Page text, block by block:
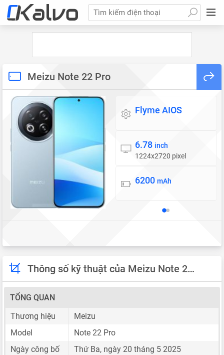
Tìm kiếm điện thoại
Meizu Note 22 Pro
Hệ điều hành
Flyme AIOS
Màn hình
6.78 inch
1224x2720 pixel
Pin
6200 mAh
Thông số kỹ thuật của Meizu Note 22 Pro
TỔNG QUAN
Thương hiệu
Meizu
Model
Note 22 Pro
Ngày công bố
Thứ Ba, ngày 20 tháng 5 2025